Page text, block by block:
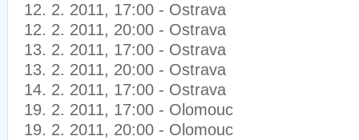
12. 2. 2011, 17:00 - Ostrava
12. 2. 2011, 20:00 - Ostrava
13. 2. 2011, 17:00 - Ostrava
13. 2. 2011, 20:00 - Ostrava
14. 2. 2011, 17:00 - Ostrava
19. 2. 2011, 17:00 - Olomouc
19. 2. 2011, 20:00 - Olomouc